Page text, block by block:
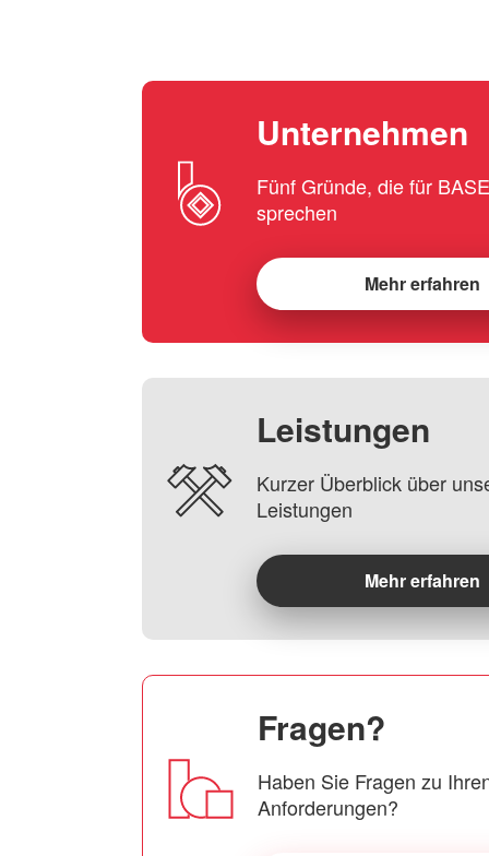
Unternehmen
Fünf Gründe, die für
sprechen
Mehr erfahren
Leistungen
Kurzer Überblick über
Leistungen
Mehr erfahren
Fragen?
Haben Sie Fragen zu
Anforderungen?